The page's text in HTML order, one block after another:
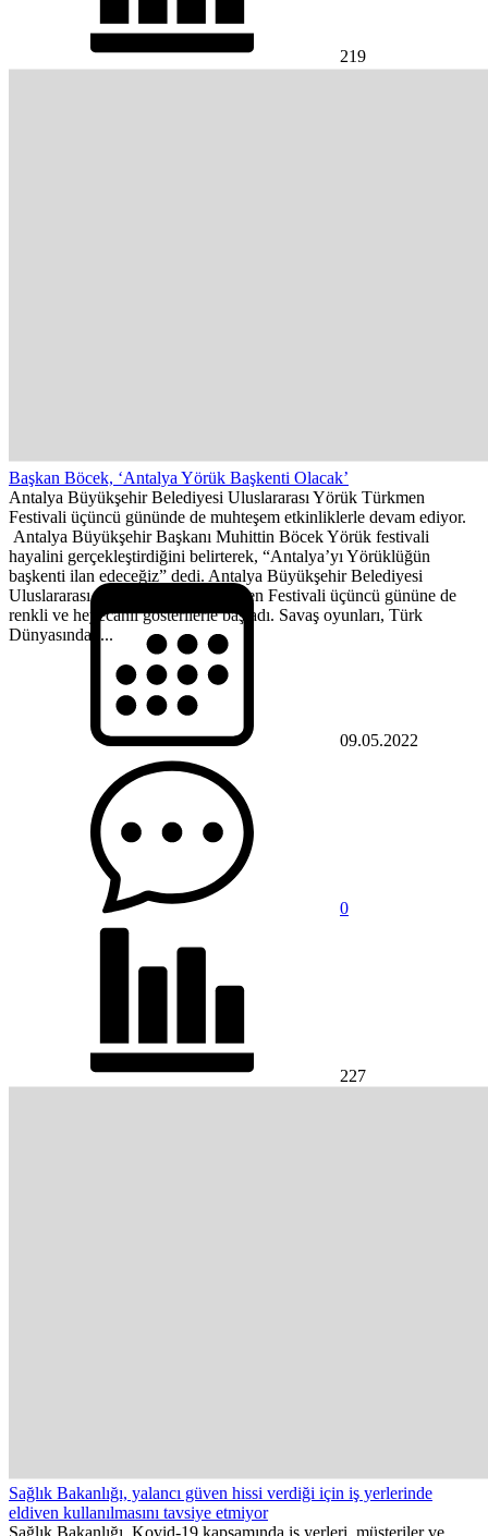
219
Başkan Böcek, ‘Antalya Yörük Başkenti Olacak’
Antalya Büyükşehir Belediyesi Uluslararası Yörük Türkmen
Festivali üçüncü gününde de muhteşem etkinliklerle devam ediyor.
Antalya Büyükşehir Başkanı Muhittin Böcek Yörük festivali
hayalini gerçekleştirdiğini belirterek, “Antalya’yı Yörüklüğün
başkenti ilan edeceğiz” dedi. Antalya Büyükşehir Belediyesi
Uluslararası Antalya Yörük Türkmen Festivali üçüncü gününe de
renkli ve heyecanlı gösterilerle başladı. Savaş oyunları, Türk
Dünyasından...
09.05.2022
0
227
Sağlık Bakanlığı, yalancı güven hissi verdiği için iş yerlerinde
eldiven kullanılmasını tavsiye etmiyor
Sağlık Bakanlığı, Kovid-19 kapsamında iş yerleri, müşteriler ve